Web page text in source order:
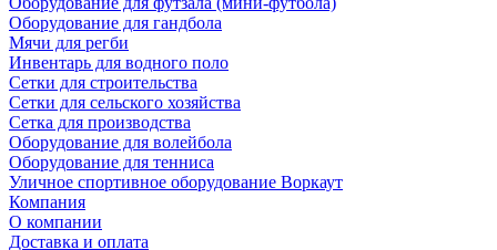
Оборудование для гандбола
Мячи для регби
Инвентарь для водного поло
Сетки для строительства
Сетки для сельского хозяйства
Сетка для производства
Оборудование для волейбола
Оборудование для тенниса
Уличное спортивное оборудование Воркаут
Компания
О компании
Доставка и оплата